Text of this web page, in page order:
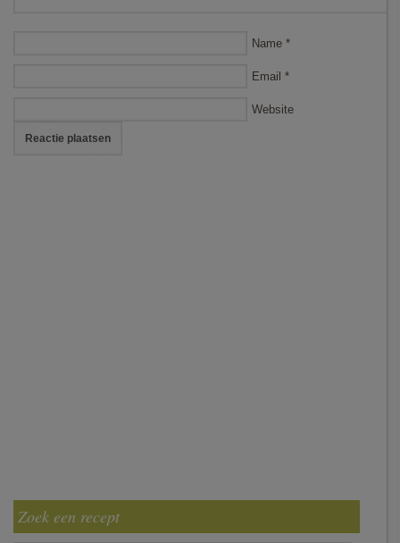
Name *
Email *
Website
Zoek een recept